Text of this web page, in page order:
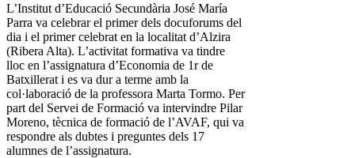
L’Institut d’Educació Secundària José María
Parra va celebrar el primer dels docuforums del
dia i el primer celebrat en la localitat d’Alzira
(Ribera Alta). L’activitat formativa va tindre
lloc en l’assignatura d’Economia de 1r de
Batxillerat i es va dur a terme amb la
col·laboració de la professora Marta Tormo. Per
part del Servei de Formació va intervindre Pilar
Moreno, tècnica de formació de l’AVAF, qui va
respondre als dubtes i preguntes dels 17
alumnes de l’assignatura.